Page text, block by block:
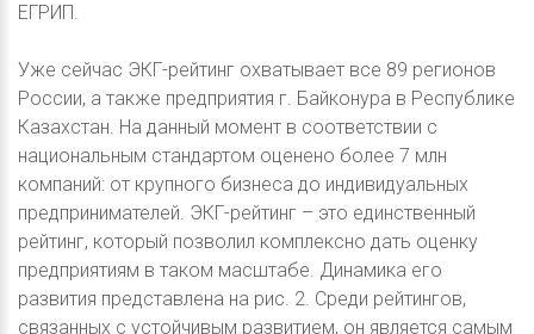
ЕГРИП.
Уже сейчас ЭКГ-рейтинг охватывает все 89 регионов
России, а также предприятия г. Байконура в Республике
Казахстан. На данный момент в соответствии с
национальным стандартом оценено более 7 млн
компаний: от крупного бизнеса до индивидуальных
предпринимателей. ЭКГ-рейтинг – это единственный
рейтинг, который позволил комплексно дать оценку
предприятиям в таком масштабе. Динамика его
развития представлена на рис. 2. Среди рейтингов,
связанных с устойчивым развитием, он является самым